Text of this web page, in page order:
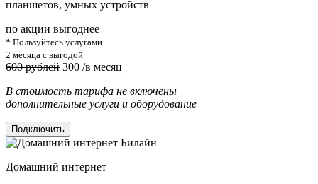
планшетов, умных устройств
по акции выгоднее
* Пользуйтесь услугами
2 месяца с выгодой
600 рублей 300 /в месяц
В стоимость тарифа не включены
дополнительные услуги и оборудование
Подключить
Домашний интернет